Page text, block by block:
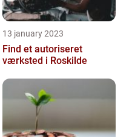
13 january 2023
Find et autoriseret
værksted i Roskilde